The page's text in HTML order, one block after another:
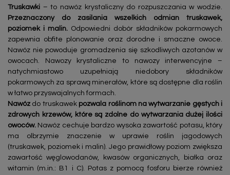
Truskawki – to nawóz krystaliczny do rozpuszczania w wodzie.
Przeznaczony do zasilania wszelkich odmian truskawek,
poziomek i malin. Odpowiedni dobór składników pokarmowych
zapewnia obfite plonowanie oraz dorodne i smaczne owoce.
Nawóz nie powoduje gromadzenia się szkodliwych azotanów w
owocach. Nawozy krystaliczne to nawozy interwencyjne –
natychmiastowo uzupełniają niedobory składników
pokarmowych za sprawą minerałów, które są dostępne dla roślin
w łatwo przyswajalnych formach.
Nawóz do truskawek pozwala roślinom na wytwarzanie gęstych i
zdrowych krzewów, które są zdolne do wytwarzania dużej ilości
owoców. Nawóz cechuje bardzo wysoka zawartość potasu, który
ma olbrzymie znaczenie w uprawie roślin jagodowych
(truskawek, poziomek i malin). Jego prawidłowy poziom zwiększa
zawartość węglowodanów, kwasów organicznych, białka oraz
witamin (m.in.: B1 i C). Potas z pomocą fosforu bierze również